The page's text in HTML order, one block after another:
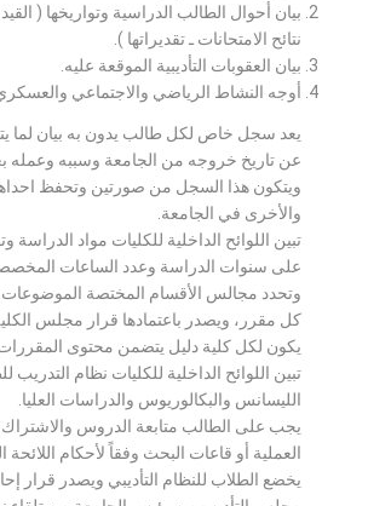
بيان أحوال الطالب الدراسية وتواريخها ( القيد
نتائح الامتحانات ـ تقديراتها ).
بيان العقوبات التأديبية الموقعة عليه.
أوجه النشاط الرياضي والاجتماعي
يعد سجل خاص لكل طالب يدون به بيان لما
عن تاريخ خروجه من الجامعة وسببه وعمله
ويتكون هذا السجل من صورتين وتحفظ
والأخرى في الجامعة.
تبين اللوائح الداخلية للكليات مواد الدراسة
على سنوات الدراسة وعدد الساعات
وتحدد مجالس الأقسام المختصة
كل مقرر، ويصدر باعتمادها قرار مجلس
يكون لكل كلية دليل يتضمن محتوى المقررات
تبين اللوائح الداخلية للكليات نظام
الليسانس والبكالوريوس والدراسات العليا.
يجب على الطالب متابعة الدروس والاشتراك
العملية أو قاعات البحث وفقاً لأحكام اللائحة
يخضع الطلاب للنظام التأديبي ويصدر قرار